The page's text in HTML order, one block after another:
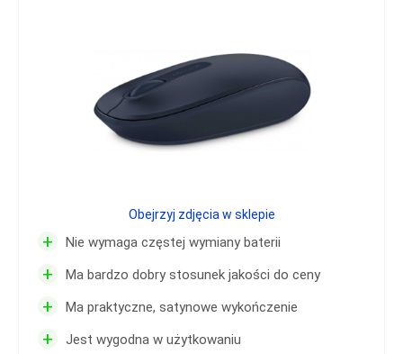
+ Nie wymaga częstej wymiany baterii
+ Ma bardzo dobry stosunek jakości do ceny
+ Ma praktyczne, satynowe wykończenie
+ Jest wygodna w użytkowaniu
Obejrzyj zdjęcia w sklepie